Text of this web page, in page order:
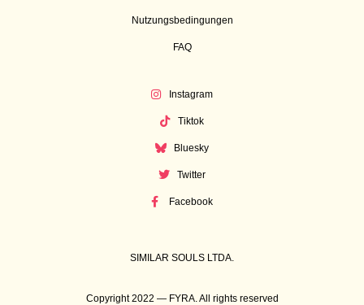
Nutzungsbedingungen
FAQ
Instagram
Tiktok
Bluesky
Twitter
Facebook
SIMILAR SOULS LTDA.
Copyright 2022 — FYRA. All rights reserved